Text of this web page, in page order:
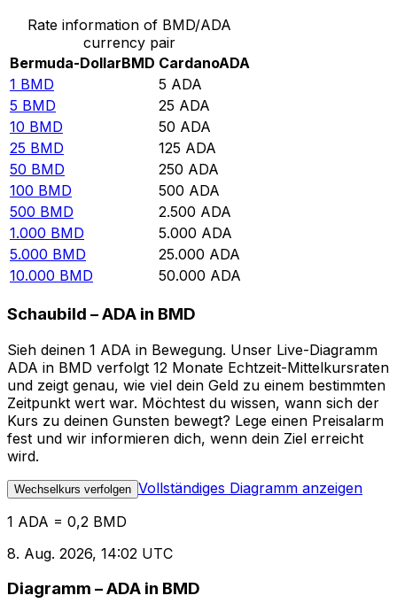
Rate information of BMD/ADA
currency pair
Bermuda-DollarBMD CardanoADA
1 BMD 5 ADA
5 BMD 25 ADA
10 BMD 50 ADA
25 BMD 125 ADA
50 BMD 250 ADA
100 BMD 500 ADA
500 BMD 2.500 ADA
1.000 BMD 5.000 ADA
5.000 BMD 25.000 ADA
10.000 BMD 50.000 ADA
Schaubild – ADA in BMD
Sieh deinen 1 ADA in Bewegung. Unser Live-Diagramm
ADA in BMD verfolgt 12 Monate Echtzeit-Mittelkursraten
und zeigt genau, wie viel dein Geld zu einem bestimmten
Zeitpunkt wert war. Möchtest du wissen, wann sich der
Kurs zu deinen Gunsten bewegt? Lege einen Preisalarm
fest und wir informieren dich, wenn dein Ziel erreicht
wird.
Wechselkurs verfolgen Vollständiges Diagramm anzeigen
1 ADA = 0,2 BMD
8. Aug. 2026, 14:02 UTC
Diagramm – ADA in BMD